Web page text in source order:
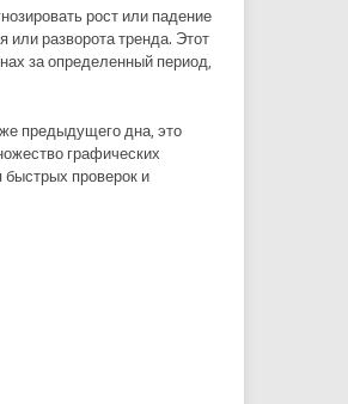
рост или падение
разворота тренда. Этот
за определенный период,
предыдущего дна, это
графических
быстрых проверок и